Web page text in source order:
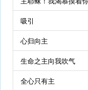
吸引
心归向主
生命之主向我吹气
全心只有主